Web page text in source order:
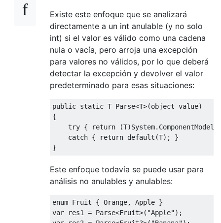
Existe este enfoque que se analizará
directamente a un int anulable (y no solo
int) si el valor es válido como una cadena
nula o vacía, pero arroja una excepción
para valores no válidos, por lo que deberá
detectar la excepción y devolver el valor
predeterminado para esas situaciones:
public static T Parse<T>(object value)
{
try { return (T)System. ComponentModel
catch { return default (T);
}
}
Este enfoque todavía se puede usar para
análisis no anulables y anulables:
enum Fruit { Orange, Apple }
var res1 = Parse<Fruit>( "Apple");